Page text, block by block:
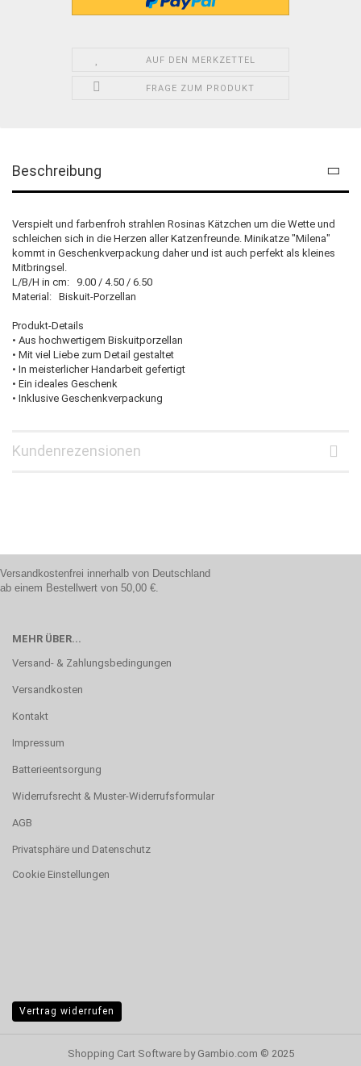
AUF DEN MERKZETTEL
FRAGE ZUM PRODUKT
Beschreibung
Verspielt und farbenfroh strahlen Rosinas Kätzchen um die Wette und
schleichen sich in die Herzen aller Katzenfreunde. Minikatze "Milena"
kommt in Geschenkverpackung daher und ist auch perfekt als kleines
Mitbringsel.
L/B/H in cm: 9.00 / 4.50 / 6.50
Material: Biskuit-Porzellan
Produkt-Details
• Aus hochwertigem Biskuitporzellan
• Mit viel Liebe zum Detail gestaltet
• In meisterlicher Handarbeit gefertigt
• Ein ideales Geschenk
• Inklusive Geschenkverpackung
Kundenrezensionen
Versandkostenfrei innerhalb von Deutschland
ab einem Bestellwert von 50,00 €.
MEHR ÜBER...
Versand- & Zahlungsbedingungen
Versandkosten
Kontakt
Impressum
Batterieentsorgung
Widerrufsrecht & Muster-Widerrufsformular
AGB
Privatsphäre und Datenschutz
Cookie Einstellungen
Vertrag widerrufen
Shopping Cart Softwareby Gambio.com © 2025